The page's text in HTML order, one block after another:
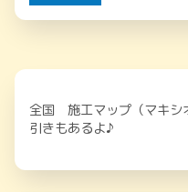
全国 施工マップ（マキシ
引きもあるよ♪